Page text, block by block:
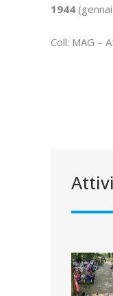
1944
Coll: MAG –